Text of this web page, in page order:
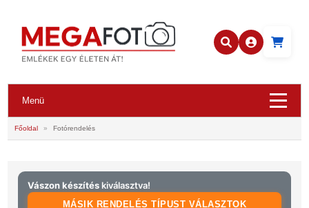
Menü
Főoldal » Fotórendelés
Vászon készítés kiválasztva!
MÁSIK RENDELÉS TÍPUST VÁLASZTOK